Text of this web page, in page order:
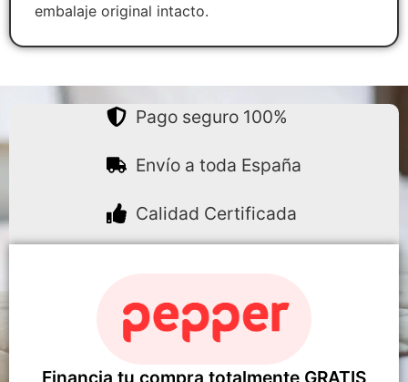
embalaje original intacto.
Pago seguro 100%
Envío a toda España
Calidad Certificada
Financia tu compra totalmente GRATIS